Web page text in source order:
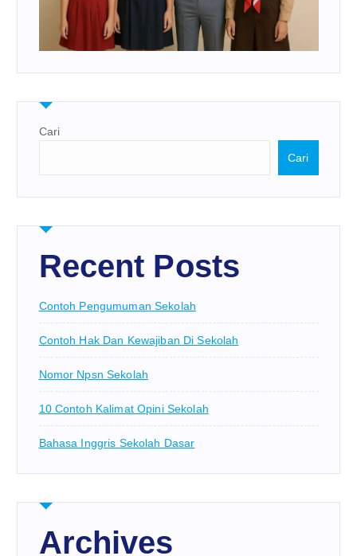
Cari
Cari
Recent Posts
Contoh Pengumuman Sekolah
Contoh Hak Dan Kewajiban Di Sekolah
Nomor Npsn Sekolah
10 Contoh Kalimat Opini Sekolah
Bahasa Inggris Sekolah Dasar
Archives